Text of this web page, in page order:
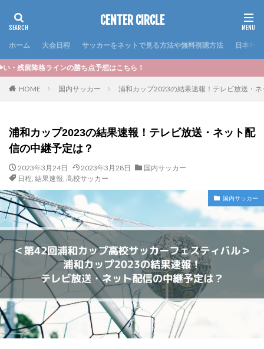
CENTER CIRCLE
ホーム 大会日程 サッカーをネットで見る方法や無料視聴方法 日本代表
点予想はこちら！
HOME 国内サッカー 浦和カップ2023の結果速報！テレビ放送・
浦和カップ2023の結果速報！テレビ放送・ネット配
信の中継予定は？
2023年3月24日 2023年3月28日
国内サッカー
日程, 結果速報, 高校サッカー
国内サッカー